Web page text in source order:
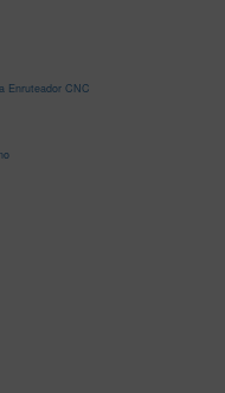
Enruteador CNC